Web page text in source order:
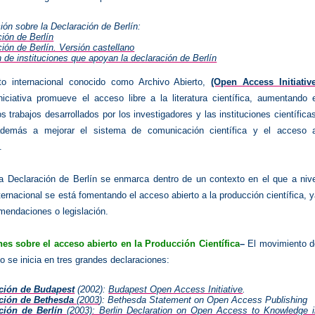
sobre la Declaración de Berlín:
de Berlín
de Berlín. Versión castellano
de instituciones que apoyan la declaración de Berlín
internacional conocido como Archivo Abierto,(Open Access
promueve el acceso libre a la literatura científica, aumentando
trabajos desarrollados por los investigadores y las instituciones
a mejorar el sistema de comunicación científica y el acceso
Declaración de Berlín se enmarca dentro de un contexto en el que a
se está fomentando el acceso abierto a la producción científica,
o legislación.
sobre el acceso abierto en la Producción Científica– El movimiento
se inicia en tres grandes declaraciones:
de Budapest (2002): Budapest Open Access Initiative.
de Bethesda(2003): Bethesda Statement on Open Access Publishing
de Berlín(2003): Berlin Declaration on Open Access to Knowledge